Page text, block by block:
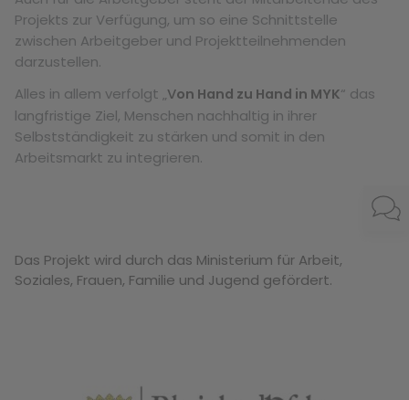
bisheriges Suchverhalten zugeschnitten sind.
Projekts zur Verfügung, um so eine Schnittstelle
zwischen Arbeitgeber und Projektteilnehmenden
darzustellen.
Alles in allem verfolgt „Von Hand zu Hand in MYK“ das
langfristige Ziel, Menschen nachhaltig in ihrer
Selbstständigkeit zu stärken und somit in den
Arbeitsmarkt zu integrieren.
Das Projekt wird durch das Ministerium für Arbeit,
Soziales, Frauen, Familie und Jugend gefördert.